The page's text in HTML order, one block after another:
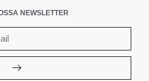
NEWSLETTER